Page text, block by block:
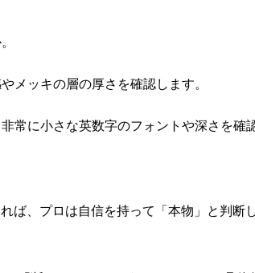
メッキの層の厚さを確認します。
常に小さな英数字のフォントや深さを確
、プロは自信を持って「本物」と判断